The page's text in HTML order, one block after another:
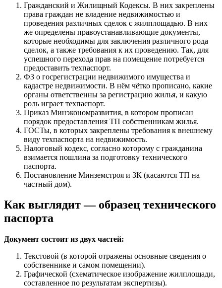
Гражданский и Жилищный Кодексы. В них закреплены
права граждан не владение недвижимостью и
проведения различных сделок с жилплощадью. В них
же определены правоустанавливающие документы,
которые необходимы для заключения различного рода
сделок, а также требования к их проведению. Так, для
успешного перехода прав на помещение потребуется
предоставить техпаспорт.
ФЗ о госрегистрации недвижимого имущества и
кадастре недвижимости. В нём чётко прописано, какие
органы ответственны за регистрацию жилья, и какую
роль играет техпаспорт.
Приказ Минэкономразвития, в котором прописан
порядок предоставления ТП собственникам жилья.
ГОСТы, в которых закреплены требования к внешнему
виду техпаспорта на недвижимость.
Налоговый кодекс, согласно которому с гражданина
взимается пошлина за подготовку технического
паспорта.
Постановление Минземстроя и ЗК (касаются ТП на
частный дом).
Как выглядит — образец технического
паспорта
Документ состоит из двух частей:
Текстовой (в которой отражены основные сведения о
собственнике и самом помещении).
Графической (схематическое изображение жилплощади,
составленное по результатам экспертизы).